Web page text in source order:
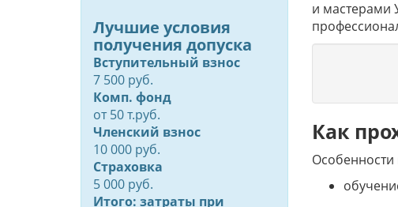
и мастерами
Как
Лучшие условия
получения допуска
Вступительный взнос
7 500 руб.
Комп. фонд
от50т.руб.
Членский взнос
10 000 руб.
Страховка
5 000 руб.
Итого: затраты при